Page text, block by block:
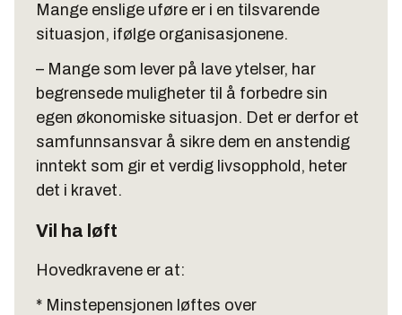
Mange enslige uføre er i en tilsvarende
situasjon, ifølge organisasjonene.
– Mange som lever på lave ytelser, har
begrensede muligheter til å forbedre sin
egen økonomiske situasjon. Det er derfor et
samfunnsansvar å sikre dem en anstendig
inntekt som gir et verdig livsopphold, heter
det i kravet.
Vil ha løft
Hovedkravene er at:
* Minstepensjonen løftes over